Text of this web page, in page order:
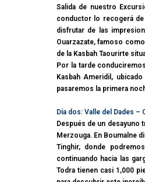
Salida de nuestro
conductor lo recogerá
disfrutar de las
Ouarzazate, famoso
de la Kasbah Taourirte
Por la tarde
Kasbah Ameridil,
pasaremos la primera
Día dos: Valle del Dades –
Después de un desayuno
Merzouga. En Boumalne
Tinghir, donde
continuando hacia las
Todra tienen casi 1,000